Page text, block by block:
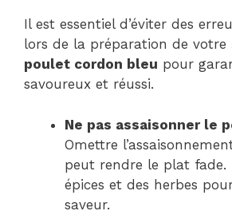
Il est essentiel d’éviter des
lors de la préparation de votre
poulet cordon bleu pour
savoureux et réussi.
Ne pas assaisonner le
Omettre
peut rendre le plat fade.
épices et des herbes
saveur.